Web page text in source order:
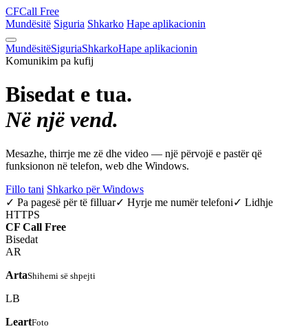
CFCall Free
Mundësitë Siguria Shkarko Hape aplikacionin
MundësitëSiguriaShkarkoHape aplikacionin
Komunikim pa kufij
Bisedat e tua.
Në një vend.
Mesazhe, thirrje me zë dhe video — një përvojë e pastër që
funksionon në telefon, web dhe Windows.
Fillo tani Shkarko për Windows
✓ Pa pagesë për të filluar✓ Hyrje me numër telefoni✓ Lidhje
HTTPS
CF Call Free
Bisedat
AR
ArtaShihemi së shpejti
LB
LeartFoto